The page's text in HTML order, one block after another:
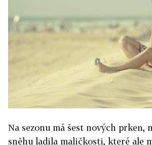
Na sezonu má šest nových prken,
sněhu ladila maličkosti, které ale